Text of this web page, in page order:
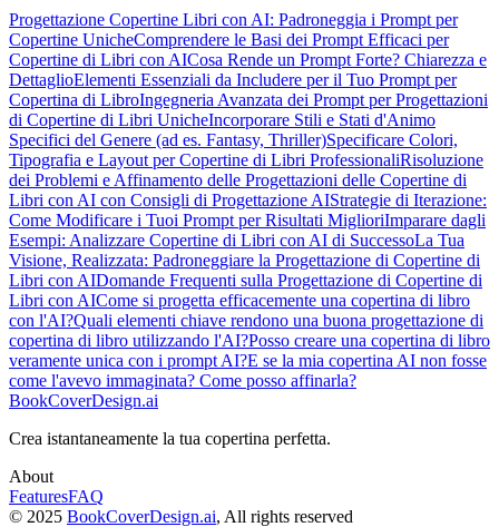
Progettazione Copertine Libri con AI: Padroneggia i Prompt per
Copertine UnicheComprendere le Basi dei Prompt Efficaci per
Copertine di Libri con AICosa Rende un Prompt Forte? Chiarezza e
DettaglioElementi Essenziali da Includere per il Tuo Prompt per
Copertina di LibroIngegneria Avanzata dei Prompt per Progettazioni
di Copertine di Libri UnicheIncorporare Stili e Stati d'Animo
Specifici del Genere (ad es. Fantasy, Thriller)Specificare Colori,
Tipografia e Layout per Copertine di Libri ProfessionaliRisoluzione
dei Problemi e Affinamento delle Progettazioni delle Copertine di
Libri con AI con Consigli di Progettazione AIStrategie di Iterazione:
Come Modificare i Tuoi Prompt per Risultati MiglioriImparare dagli
Esempi: Analizzare Copertine di Libri con AI di SuccessoLa Tua
Visione, Realizzata: Padroneggiare la Progettazione di Copertine di
Libri con AIDomande Frequenti sulla Progettazione di Copertine di
Libri con AICome si progetta efficacemente una copertina di libro
con l'AI?Quali elementi chiave rendono una buona progettazione di
copertina di libro utilizzando l'AI?Posso creare una copertina di libro
veramente unica con i prompt AI?E se la mia copertina AI non fosse
come l'avevo immaginata? Come posso affinarla?
BookCoverDesign.ai
Crea istantaneamente la tua copertina perfetta.
About
FeaturesFAQ
© 2025 BookCoverDesign.ai, All rights reserved